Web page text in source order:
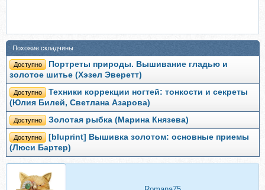
Похожие складчины
Доступно
Портреты природы. Вышивание гладью и
золотое шитье (Хэзел Эверетт)
Доступно
Техники коррекции ногтей: тонкости и секреты
(Юлия Билей, Светлана Азарова)
Доступно Золотая рыбка (Марина Князева)
Доступно
[bluprint] Вышивка золотом: основные приемы
(Люси Бартер)